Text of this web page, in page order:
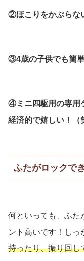
②ほこりをかぶらな
③4歳の子供でも簡
④ミニ四駆用の専用
経済的で嬉しい！（
ふたがロックで
何といっても、ふた
ント高いです！しっ
持ったり、振り回し